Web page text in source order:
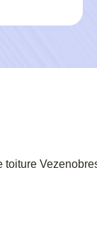
toiture